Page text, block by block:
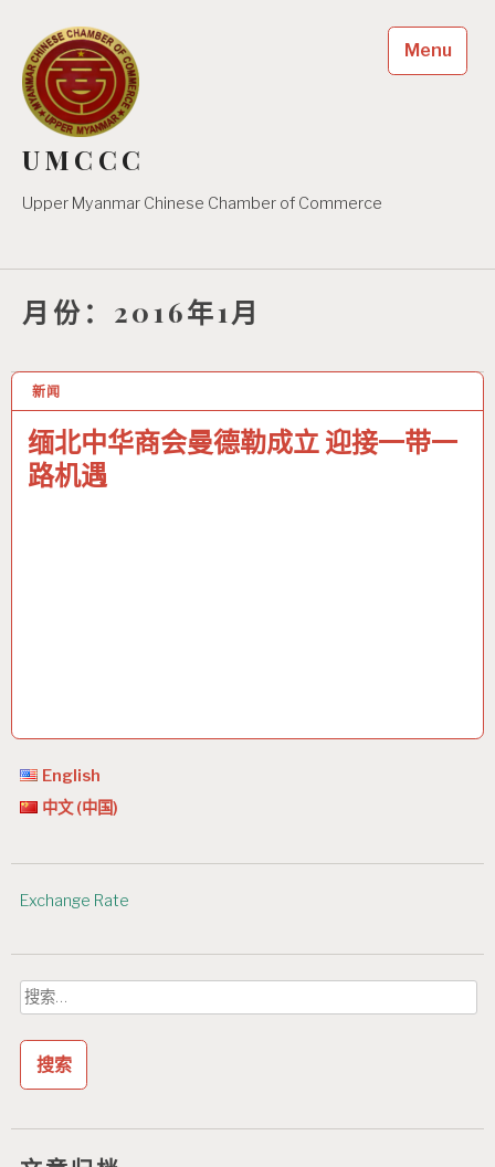
content
UMCCC
Upper Myanmar Chinese Chamber of Commerce
Menu
月份：2016年1月
新闻
缅北中华商会曼德勒成立 迎接一带一
路机遇
17 1月 2016
English
中文 (中国)
Exchange Rate
搜
索：